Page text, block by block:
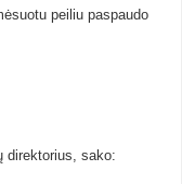
peiliu paspaudo
direktorius, sako: